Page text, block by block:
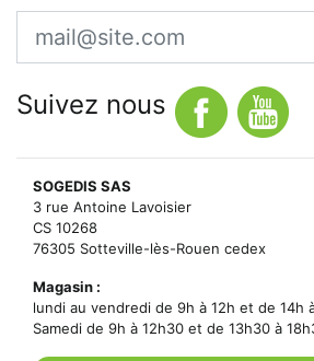
Email
Suivez nous
SOGEDIS SAS
3 rue Antoine Lavoisier
CS 10268
76305 Sotteville-lès-Rouen cedex
Magasin :
lundi au vendredi de 9h à 12h et de 14h
Samedi de 9h à 12h30 et de 13h30 à